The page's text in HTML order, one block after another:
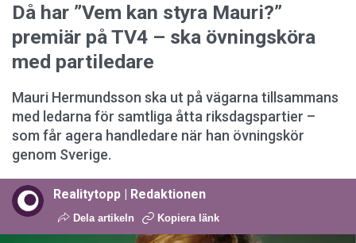
Då har ”Vem kan styra Mauri?”
premiär på TV4 – ska övningsköra
med partiledare
Mauri Hermundsson ska ut på vägarna tillsammans
med ledarna för samtliga åtta riksdagspartier –
som får agera handledare när han övningskör
genom Sverige.
Realitytopp | Redaktionen
Dela artikeln Kopiera länk